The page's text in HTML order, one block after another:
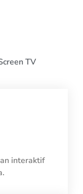
TV
interaktif